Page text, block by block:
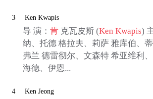
3 Ken Kwapis
导 演： 肯克瓦皮斯 (Ken Kwapis)
纳、托德 格拉夫、莉萨 雅库伯、蒂
弗兰 德雷彻尔、文森特 希亚维利
海德、伊恩...
4 Ken Jeong